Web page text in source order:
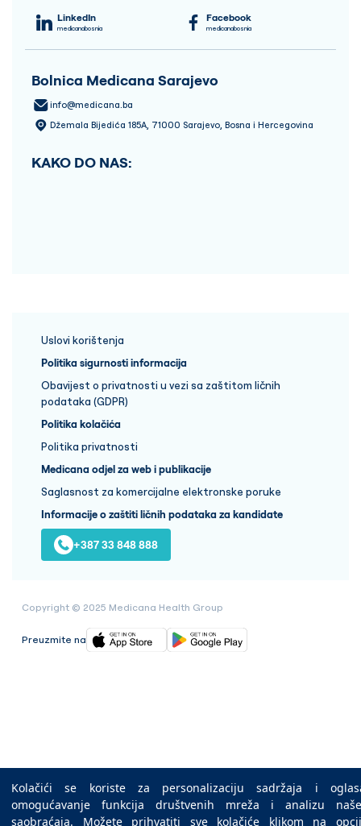
Kolačići se koriste za personalizaciju sadržaja i
omogućavanje funkcija društvenih mreža i analizu
saobraćaja. Možete prihvatiti sve kolačiće klikom na
LinkedIn
medicanabosnia
Facebook
medicanabosnia
Bolnica Medicana Sarajevo
info@medicana.ba
Džemala Bijedića 185A, 71000 Sarajevo, Bosna i Hercegovina
KAKO DO NAS:
Uslovi korištenja
Politika sigurnosti informacija
Obavijest o privatnosti u vezi sa zaštitom ličnih
podataka (GDPR)
Politika kolačića
Politika privatnosti
Medicana odjel za web i publikacije
Saglasnost za komercijalne elektronske poruke
Informacije o zaštiti ličnih podataka za kandidate
+387 33 848 888
Copyright © 2025 Medicana Health Group
Preuzmite na